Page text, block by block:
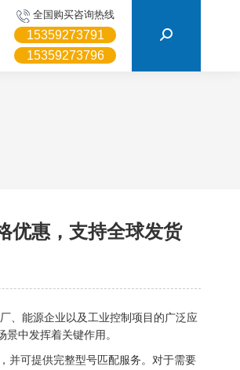
全国购买咨询热线
15359273791
15359273796
优惠，支持全球发货
、能源企业以及工业控制项目的广泛应
中发挥着关键作用。
并可提供完整型号匹配服务。对于需要